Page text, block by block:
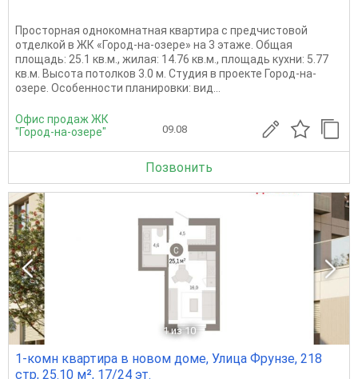
Просторная однокомнатная квартира с предчистовой
отделкой в ЖК «Город-на-озере» на 3 этаже. Общая
площадь: 25.1 кв.м., жилая: 14.76 кв.м., площадь кухни: 5.77
кв.м. Высота потолков 3.0 м. Студия в проекте Город-на-
озере. Особенности планировки: вид...
Офис продаж ЖК
"Город-на-озере"
09.08
Позвонить
1 из 10
1-комн квартира в новом доме, Улица Фрунзе, 218
стр, 25.10 м², 17/24 эт.